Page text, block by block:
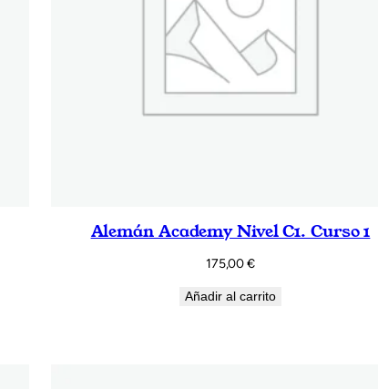
Alemán Academy Nivel C1. Curso 1
175,00€
Añadir al carrito